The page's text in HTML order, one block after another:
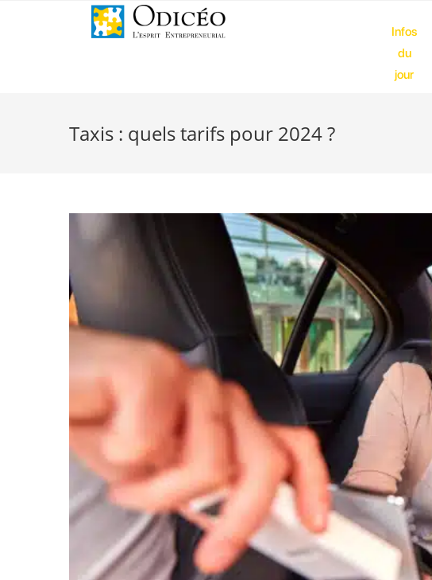
Infos
du
jour
Taxis : quels tarifs pour 2024 ?